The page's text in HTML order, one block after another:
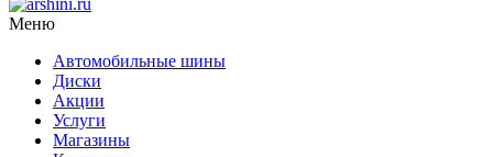
Меню
Автомобильные шины
Диски
Акции
Услуги
Магазины